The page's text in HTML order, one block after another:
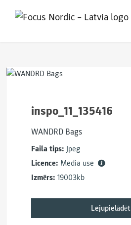
inspo_11_135416
WANDRD Bags
Faila tips: Jpeg
Licence: Media use
Izmērs: 19003kb
Lejupielādēt